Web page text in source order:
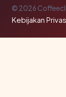
© 2026
Kebijakan